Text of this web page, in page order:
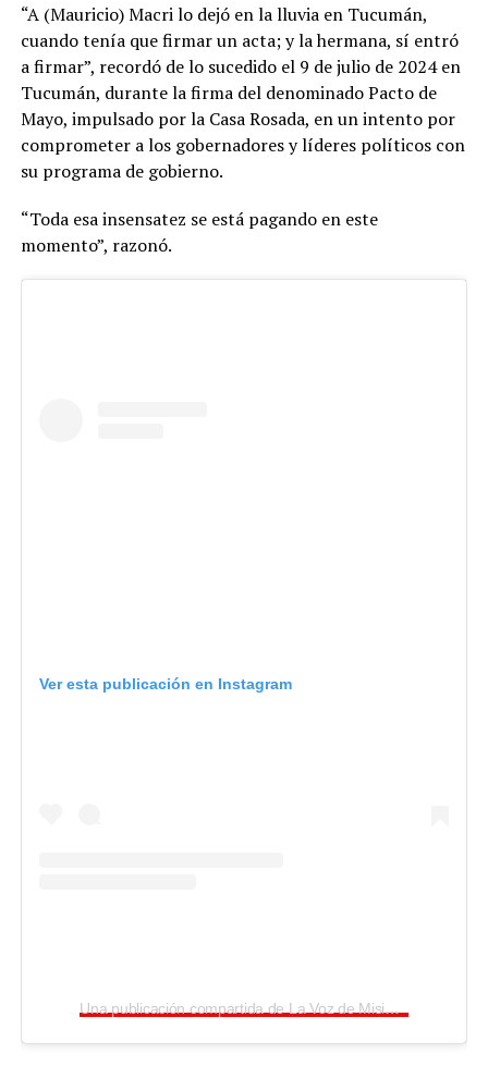
“A (Mauricio) Macri lo dejó en la lluvia en Tucumán,
cuando tenía que firmar un acta; y la hermana, sí entró
a firmar”, recordó de lo sucedido el 9 de julio de 2024 en
Tucumán, durante la firma del denominado Pacto de
Mayo, impulsado por la Casa Rosada, en un intento por
comprometer a los gobernadores y líderes políticos con
su programa de gobierno.
“Toda esa insensatez se está pagando en este
momento”, razonó.
Ver esta publicación en Instagram
Una publicación compartida de La Voz de Misiones (@lavozdemisiones)